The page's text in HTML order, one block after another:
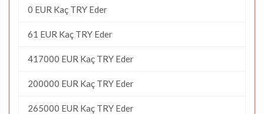
0 EUR Kaç TRY Eder
61 EUR Kaç TRY Eder
417000 EUR Kaç TRY Eder
200000 EUR Kaç TRY Eder
265000 EUR Kaç TRY Eder